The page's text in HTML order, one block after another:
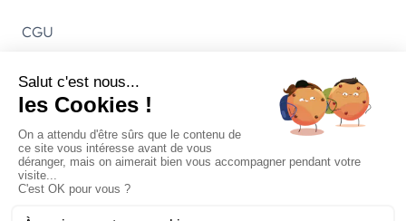
CGU
Entreprise
Nous contacter
À propos de Calizy